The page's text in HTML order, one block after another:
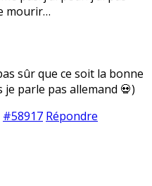
mourir…
sûr que ce soit la bonne
parle pas allemand 💀)
#58917 Répondre